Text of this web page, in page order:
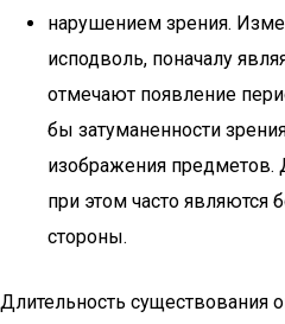
нарушением зрения.
исподволь, поначалу
отмечают появление
бы затуманенности
изображения
при этом часто являются
стороны.
Длительность существования